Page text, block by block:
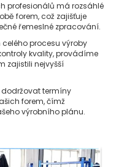
profesionálů má rozsáhlé
forem, což zajišťuje
řemeslné zpracování.
procesu výroby
kvality, provádíme
zajistili nejvyšší
termíny
forem, čímž
výrobního plánu.